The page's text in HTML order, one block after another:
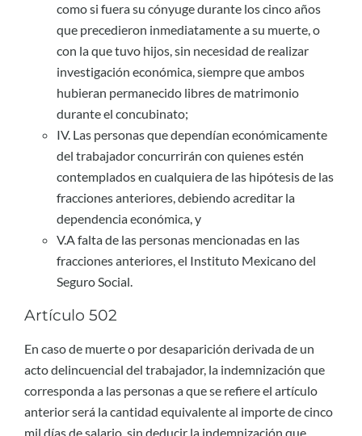
como si fuera su cónyuge durante los cinco años
que precedieron inmediatamente a su muerte, o
con la que tuvo hijos, sin necesidad de realizar
investigación económica, siempre que ambos
hubieran permanecido libres de matrimonio
durante el concubinato;
IV. Las personas que dependían económicamente
del trabajador concurrirán con quienes estén
contemplados en cualquiera de las hipótesis de las
fracciones anteriores, debiendo acreditar la
dependencia económica, y
V.A falta de las personas mencionadas en las
fracciones anteriores, el Instituto Mexicano del
Seguro Social.
Artículo 502
En caso de muerte o por desaparición derivada de un
acto delincuencial del trabajador, la indemnización que
corresponda a las personas a que se refiere el artículo
anterior será la cantidad equivalente al importe de cinco
mil días de salario, sin deducir la indemnización que